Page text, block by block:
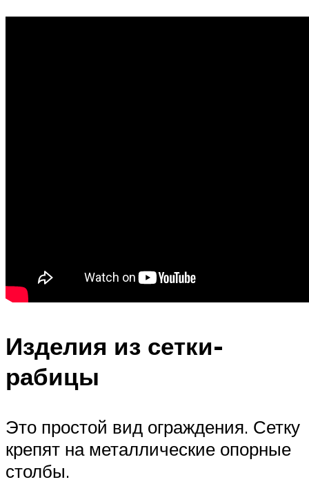
Изделия из сетки-
рабицы
Это простой вид ограждения. Сетку
крепят на металлические опорные
столбы.